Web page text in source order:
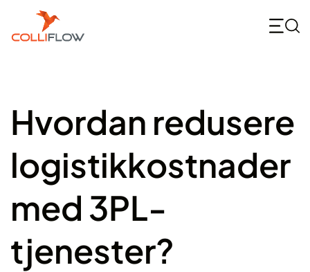
Hvordan redusere
logistikkostnader
med 3PL-
tjenester?